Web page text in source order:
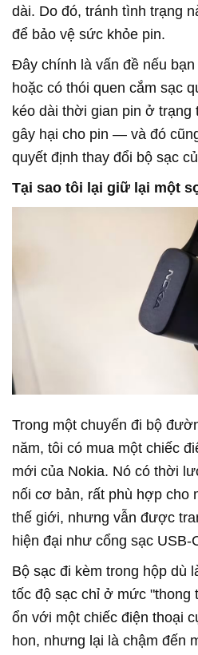
dài. Do đó, tránh tình trạng
để bảo vệ sức khỏe pin.
Đây chính là vấn đề nếu
hoặc có thói quen cắm sạc
kéo dài thời gian pin ở trạng
gây hại cho pin — và đó
quyết định thay đổi bộ sạc
Tại sao tôi lại giữ lại một
Trong một chuyến đi bộ
năm, tôi có mua một chiếc
mới của Nokia. Nó có thời
nối cơ bản, rất phù hợp cho
thế giới, nhưng vẫn được
hiện đại như cổng sạc USB-
Bộ sạc đi kèm trong hộp dù
tốc độ sạc chỉ ở mức "thong
ổn với một chiếc điện thoại
hon, nhưng lại là chậm đến